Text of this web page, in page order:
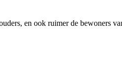
en ook ruimer de bewoners